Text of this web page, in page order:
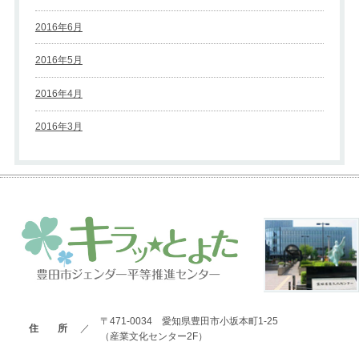
2016年6月
2016年5月
2016年4月
2016年3月
住 所 ／
〒471-0034 愛知県豊田市小坂本町1-25
（産業文化センター2F）